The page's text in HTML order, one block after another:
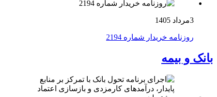
3مرداد 1405
روزنامه خریدار شماره 2194
بانک و بیمه